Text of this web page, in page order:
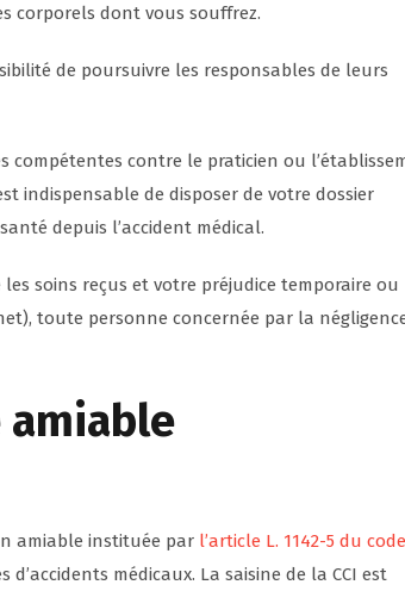
corporels dont vous souffrez.
de poursuivre les responsables de leurs
contre le praticien ou
indispensable de disposer de votre dossier
depuis l’accident médical.
soins reçus et votre préjudice temporaire ou
toute personne concernée par la
amiable
amiable instituée par l’article L. 1142-5 du
médicaux. La saisine de la CCI est